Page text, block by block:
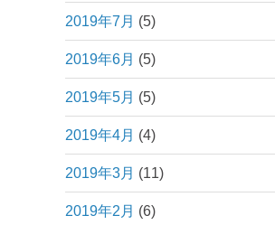
2019年7月 (5)
2019年6月 (5)
2019年5月 (5)
2019年4月 (4)
2019年3月 (11)
2019年2月 (6)